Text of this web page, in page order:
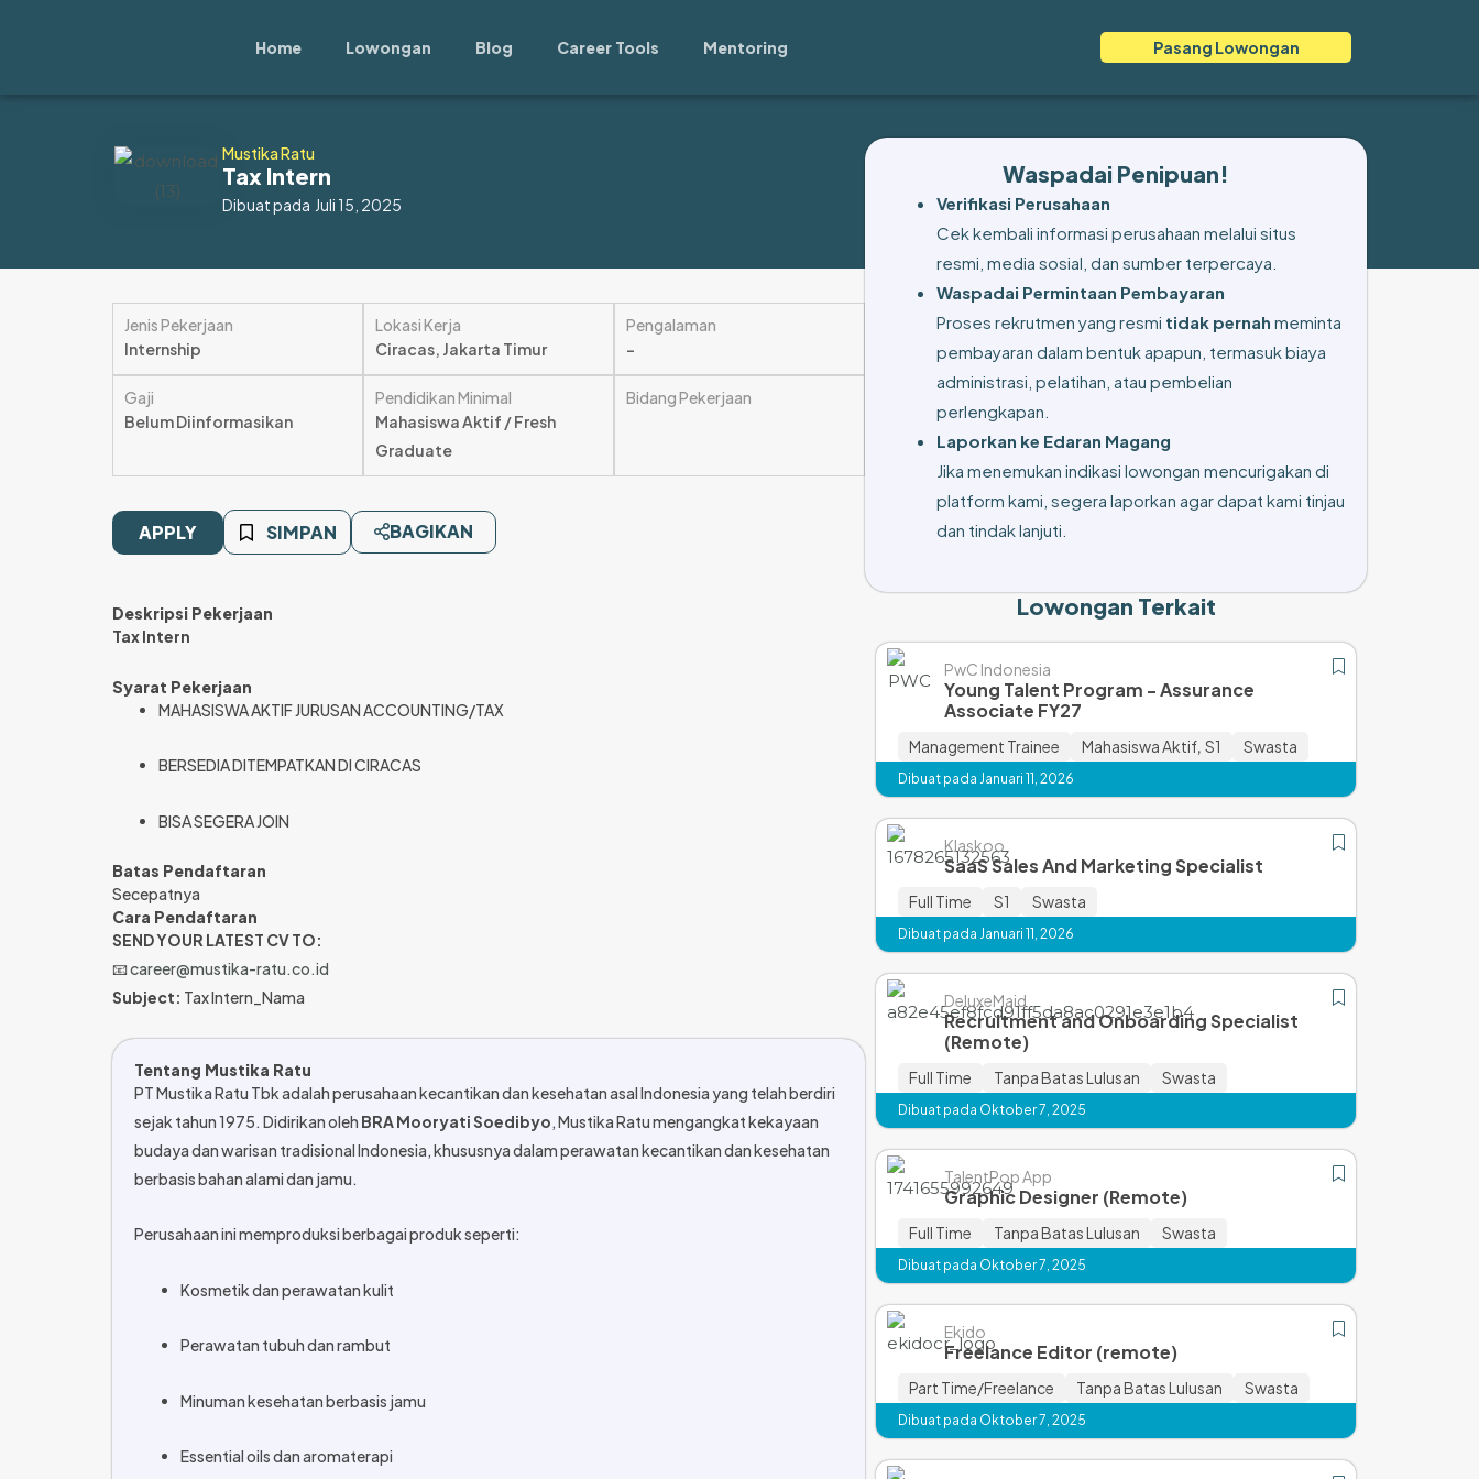
Home Lowongan Blog Career Tools Mentoring Pasang Lowongan
Mustika Ratu
Tax Intern
Dibuat pada Juli 15, 2025
Jenis Pekerjaan
Internship
Lokasi Kerja
Ciracas, Jakarta Timur
Pengalaman
–
Gaji
Belum Diinformasikan
Pendidikan Minimal
Mahasiswa Aktif / Fresh
Graduate
Bidang Pekerjaan
APPLY SIMPAN BAGIKAN
Deskripsi Pekerjaan
Tax Intern
Syarat Pekerjaan
MAHASISWA AKTIF JURUSAN ACCOUNTING/TAX
BERSEDIA DITEMPATKAN DI CIRACAS
BISA SEGERA JOIN
Batas Pendaftaran
Secepatnya
Cara Pendaftaran
SEND YOUR LATEST CV TO:
📧career@mustika-ratu.co.id
Subject: Tax Intern_Nama
Tentang Mustika Ratu
PT Mustika Ratu Tbk adalah perusahaan kecantikan dan kesehatan asal Indonesia yang telah berdiri
sejak tahun 1975. Didirikan oleh BRA Mooryati Soedibyo , Mustika Ratu mengangkat kekayaan
budaya dan warisan tradisional Indonesia, khususnya dalam perawatan kecantikan dan kesehatan
berbasis bahan alami dan jamu.
Perusahaan ini memproduksi berbagai produk seperti:
Kosmetik dan perawatan kulit
Perawatan tubuh dan rambut
Minuman kesehatan berbasis jamu
Essential oils dan aromaterapi
Waspadai Penipuan!
Verifikasi Perusahaan
Cek kembali informasi perusahaan melalui situs
resmi, media sosial, dan sumber terpercaya.
Waspadai Permintaan Pembayaran
Proses rekrutmen yang resmi tidak pernah meminta
pembayaran dalam bentuk apapun, termasuk biaya
administrasi, pelatihan, atau pembelian
perlengkapan.
Laporkan ke Edaran Magang
Jika menemukan indikasi lowongan mencurigakan di
platform kami, segera laporkan agar dapat kami tinjau
dan tindak lanjuti.
Lowongan Terkait
PwC Indonesia
Young Talent Program - Assurance
Associate FY27
Management Trainee Mahasiswa Aktif, S1 Swasta
Dibuat pada Januari 11, 2026
Klaskoo
SaaS Sales And Marketing Specialist
Full Time S1 Swasta
Dibuat pada Januari 11, 2026
DeluxeMaid
Recruitment and Onboarding Specialist
(Remote)
Full Time Tanpa Batas Lulusan Swasta
Dibuat pada Oktober 7, 2025
TalentPop App
Graphic Designer (Remote)
Full Time Tanpa Batas Lulusan Swasta
Dibuat pada Oktober 7, 2025
Ekido
Freelance Editor (remote)
Part Time/Freelance Tanpa Batas Lulusan Swasta
Dibuat pada Oktober 7, 2025